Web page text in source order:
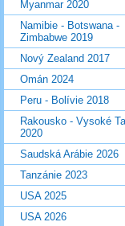
Myanmar 2020
Namibie - Botswana -
Zimbabwe 2019
Nový Zealand 2017
Omán 2024
Peru - Bolívie 2018
Rakousko - Vysoké
2020
Saudská Arábie 2026
Tanzánie 2023
USA 2025
USA 2026